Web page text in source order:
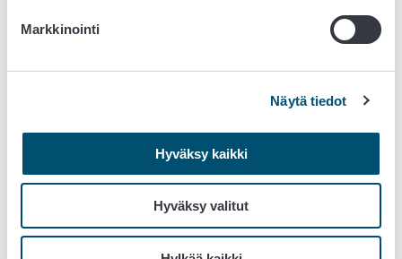
Markkinointi
Näytä tiedot
Hyväksy kaikki
Hyväksy valitut
Listalla tuontivaatimukset. Näytteenotto arvioidaan
Hyväksytyt rajatarkastusasemat(tehostetun
(pdf, 145 kt)
Lista nimetyistä valvontapaikoista -List of Control
(pdf, 148 kt)
Alkuperäiset terveystodistukset ja tarpeen mukaan myös
analyysitodistukset tulee toimittaa rajatarkastusasemalle
ja ilmoittaa erän, johon ne liittyvät, CHEDD-tunnus. CHEDD-
tunnus tulee ilmoittaa s-postilla tiedoksi myös